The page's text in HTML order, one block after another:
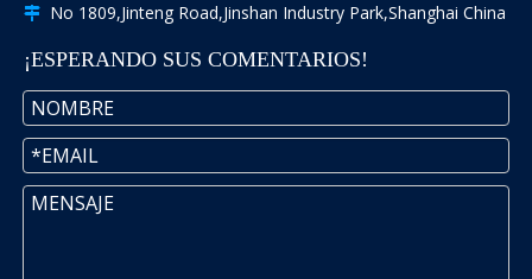
 No 1809,Jinteng Road,Jinshan Industry Park,Shanghai China
¡ESPERANDO SUS COMENTARIOS!